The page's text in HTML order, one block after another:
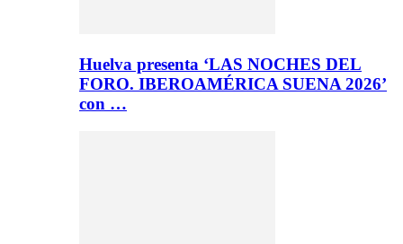
Huelva presenta ‘LAS NOCHES DEL
FORO. IBEROAMÉRICA SUENA 2026’
con …